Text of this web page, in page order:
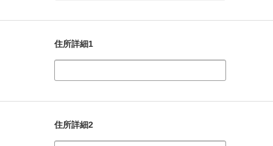
住所詳細1
住所詳細2